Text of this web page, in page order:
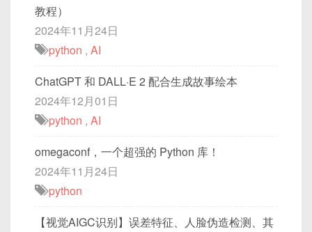
教程）
2024年11月24日
python , AI
ChatGPT 和 DALL·E 2 配合生成故事绘本
2024年12月01日
python , AI
omegaconf，一个超强的 Python 库！
2024年11月24日
python
【视觉AIGC识别】误差特征、人脸伪造检测、其